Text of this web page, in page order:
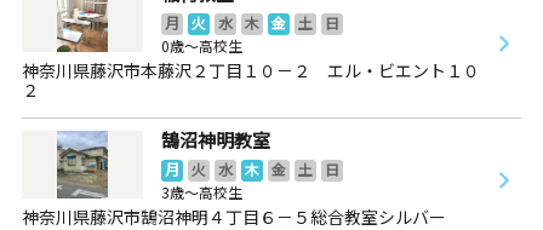
月 火 水 木 金 土
日
0歳～高校生
神奈川県藤沢市本藤沢２丁目１０－２ エル・ビエント１０
２
鵠沼神明教室
月 火 水 木 金 土
日
3歳～高校生
神奈川県藤沢市鵠沼神明４丁目６－５総合教室シルバー